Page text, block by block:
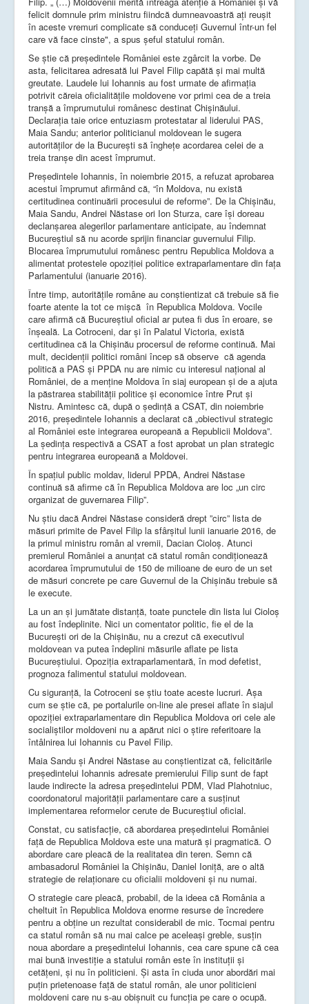
felicit domnule prim ministru fiindcă dumneavoastră ați reușit
în aceste vremuri complicate să conduceți Guvernul într-un fel
care vă face cinste", a spus șeful statului român.
Se știe că președintele României este zgârcit la vorbe. De
asta, felicitarea adresată lui Pavel Filip capătă și mai multă
greutate. Laudele lui Iohannis au fost urmate de afirmația
potrivit căreia oficialitățile moldovene vor primi cea de a treia
tranșă a împrumutului românesc destinat Chișinăului.
Declarația taie orice entuziasm protestatar al liderului PAS,
Maia Sandu; anterior politicianul moldovean le sugera
autorităților de la București să înghețe acordarea celei de a
treia tranșe din acest împrumut.
Președintele Iohannis, în noiembrie 2015, a refuzat aprobarea
acestui împrumut afirmând că, “în Moldova, nu există
certitudinea continuării procesului de reforme”. De la Chișinău,
Maia Sandu, Andrei Năstase ori Ion Sturza, care își doreau
declanșarea alegerilor parlamentare anticipate, au îndemnat
Bucureștiul să nu acorde sprijin financiar guvernului Filip.
Blocarea împrumutului românesc pentru Republica Moldova a
alimentat protestele opoziției politice extraparlamentare din fața
Parlamentului (ianuarie 2016).
Între timp, autoritățile române au conștientizat că trebuie să fie
foarte atente la tot ce mișcă în Republica Moldova. Vocile
care afirmă că Bucureștiul oficial ar putea fi dus în eroare, se
înșeală. La Cotroceni, dar și în Palatul Victoria, există
certitudinea că la Chișinău procersul de reforme continuă. Mai
mult, decidenții politici români încep să observe că agenda
politică a PAS și PPDA nu are nimic cu interesul național al
României, de a menține Moldova în siaj european și de a ajuta
la păstrarea stabilității politice și economice între Prut și
Nistru. Amintesc că, după o ședință a CSAT, din noiembrie
2016, președintele Iohannis a declarat că „obiectivul strategic
al României este integrarea europeană a Republicii Moldova”.
La ședința respectivă a CSAT a fost aprobat un plan strategic
pentru integrarea europeană a Moldovei.
În spațiul public moldav, liderul PPDA, Andrei Năstase
continuă să afirme că în Republica Moldova are loc „un circ
organizat de guvernarea Filip”.
Nu știu dacă Andrei Năstase consideră drept ”circ” lista de
măsuri primite de Pavel Filip la sfârșitul lunii ianuarie 2016, de
la primul ministru român al vremii, Dacian Cioloș. Atunci
premierul României a anunțat că statul român condiționează
acordarea împrumutului de 150 de milioane de euro de un set
de măsuri concrete pe care Guvernul de la Chișinău trebuie să
le execute.
La un an și jumătate distanță, toate punctele din lista lui Cioloș
au fost îndeplinite. Nici un comentator politic, fie el de la
București ori de la Chișinău, nu a crezut că executivul
moldovean va putea îndeplini măsurile aflate pe lista
Bucureștiului. Opoziția extraparlamentară, în mod defetist,
prognoza falimentul statului moldovean.
Cu siguranță, la Cotroceni se știu toate aceste lucruri. Așa
cum se știe că, pe portalurile on-line ale presei aflate în siajul
opoziției extraparlamentare din Republica Moldova ori cele ale
socialiștilor moldoveni nu a apărut nici o știre referitoare la
întâlnirea lui Iohannis cu Pavel Filip.
Maia Sandu și Andrei Năstase au conștientizat că, felicitările
președintelui Iohannis adresate premierului Filip sunt de fapt
laude indirecte la adresa președintelui PDM, Vlad Plahotniuc,
coordonatorul majorității parlamentare care a susținut
implementarea reformelor cerute de Bucureștiul oficial.
Constat, cu satisfacție, că abordarea președintelui României
față de Republica Moldova este una matură și pragmatică. O
abordare care pleacă de la realitatea din teren. Semn că
ambasadorul României la Chișinău, Daniel Ioniță, are o altă
strategie de relaționare cu oficialii moldoveni și nu numai.
O strategie care pleacă, probabil, de la ideea că România a
cheltuit în Republica Moldova enorme resurse de încredere
pentru a obține un rezultat considerabil de mic. Tocmai pentru
ca statul român să nu mai calce pe aceleași greble, susțin
noua abordare a președintelui Iohannis, cea care spune că cea
mai bună investiție a statului român este în instituții și
cetățeni, și nu în politicieni. Și asta în ciuda unor abordări mai
puțin prietenoase față de statul român, ale unor politicieni
moldoveni care nu s-au obișnuit cu funcția pe care o ocupă.